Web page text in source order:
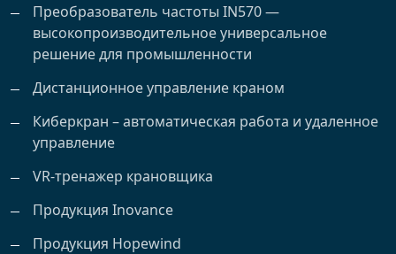
Преобразователь частоты IN570 —
высокопроизводительное универсальное
решение для промышленности
Дистанционное управление краном
Киберкран – автоматическая работа и удаленное
управление
VR-тренажер крановщика
Продукция Inovance
Продукция Hopewind